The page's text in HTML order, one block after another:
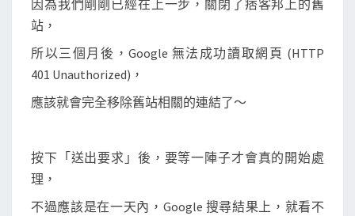
因為我們剛剛已經在上一步，關閉了痞客邦上的舊
站，
所以三個月後，Google 無法成功讀取網頁 (HTTP
401 Unauthorized)，
應該就會完全移除舊站相關的連結了～
按下「送出要求」後，要等一陣子才會真的開始處
理，
不過應該是在一天內，Google 搜尋結果上，就看不